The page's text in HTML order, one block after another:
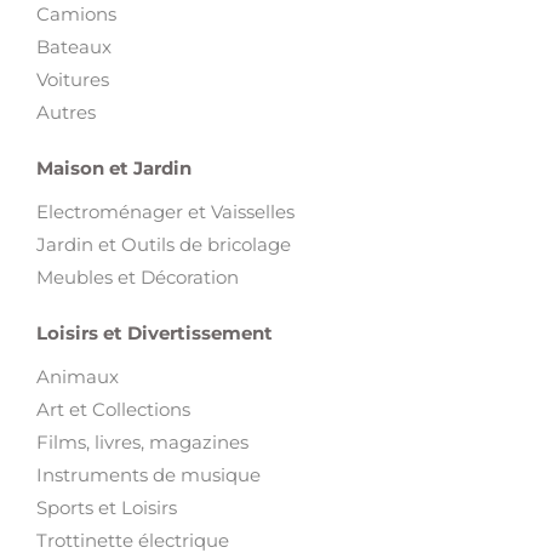
Camions
Bateaux
Voitures
Autres
Maison et Jardin
Electroménager et Vaisselles
Jardin et Outils de bricolage
Meubles et Décoration
Loisirs et Divertissement
Animaux
Art et Collections
Films, livres, magazines
Instruments de musique
Sports et Loisirs
Trottinette électrique